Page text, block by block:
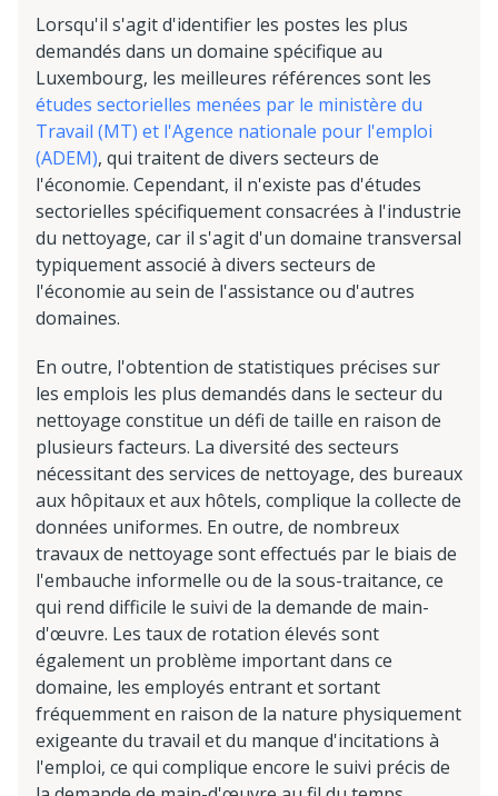
Lorsqu'il s'agit d'identifier les postes les plus
demandés dans un domaine spécifique au
Luxembourg, les meilleures références sont les
études sectorielles menées par le ministère du
Travail (MT) et l'Agence nationale pour l'emploi
(ADEM), qui traitent de divers secteurs de
l'économie. Cependant, il n'existe pas d'études
sectorielles spécifiquement consacrées à l'industrie
du nettoyage, car il s'agit d'un domaine transversal
typiquement associé à divers secteurs de
l'économie au sein de l'assistance ou d'autres
domaines.
En outre, l'obtention de statistiques précises sur
les emplois les plus demandés dans le secteur du
nettoyage constitue un défi de taille en raison de
plusieurs facteurs. La diversité des secteurs
nécessitant des services de nettoyage, des bureaux
aux hôpitaux et aux hôtels, complique la collecte de
données uniformes. En outre, de nombreux
travaux de nettoyage sont effectués par le biais de
l'embauche informelle ou de la sous-traitance, ce
qui rend difficile le suivi de la demande de main-
d'œuvre. Les taux de rotation élevés sont
également un problème important dans ce
domaine, les employés entrant et sortant
fréquemment en raison de la nature physiquement
exigeante du travail et du manque d'incitations à
l'emploi, ce qui complique encore le suivi précis de